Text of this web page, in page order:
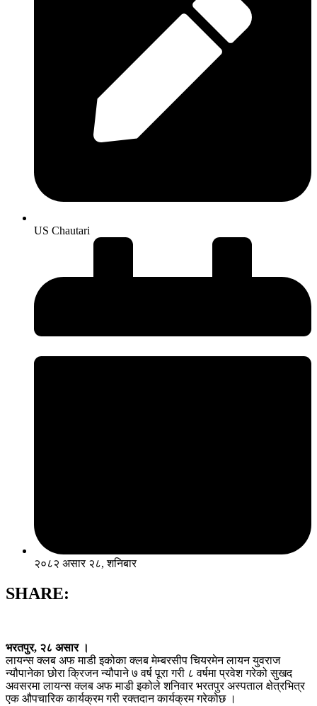
US Chautari
२०८२ असार २८, शनिबार
SHARE:
भरतपुर, २८ असार ।
लायन्स क्लब अफ माडी इकोका क्लब मेम्बरसीप चियरमेन लायन युवराज
न्यौपानेका छोरा क्रिजन न्यौपाने ७ वर्ष पूरा गरी ८ वर्षमा प्रवेश गरेको सुखद
अवसरमा लायन्स क्लब अफ माडी इकोले शनिवार भरतपुर अस्पताल क्षेत्रभित्र
एक औपचारिक कार्यक्रम गरी रक्तदान कार्यक्रम गरेकोछ ।